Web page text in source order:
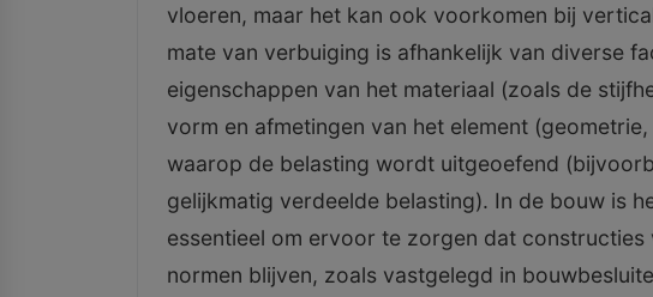
vloeren, maar het kan ook voorkomen bij
mate van verbuiging is afhankelijk van diverse
eigenschappen van het materiaal (zoals de
vorm en afmetingen van het element
waarop de belasting wordt uitgeoefend
gelijkmatig verdeelde belasting). In de bouw is
essentieel om ervoor te zorgen dat constructies
normen blijven, zoals vastgelegd in